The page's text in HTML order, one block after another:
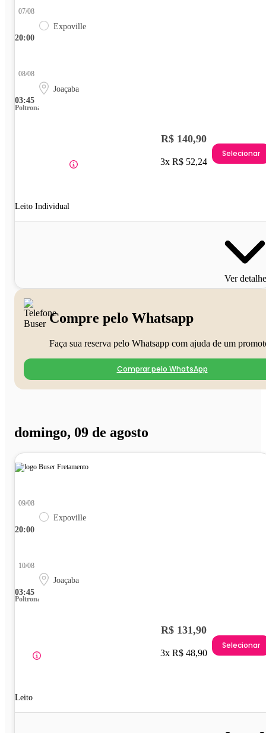
20:00
07/08
Expoville
03:45
08/08
Joaçaba
Poltrona
Leito Individual
R$ 140,90
3x R$ 52,24
Selecionar
Ver
Compre pelo Whatsapp
Faça sua reserva pelo Whatsapp com ajuda de um
Comprar pelo WhatsApp
domingo, 09 de agosto
20:00
09/08
Expoville
03:45
10/08
Joaçaba
Poltrona
Leito
R$ 131,90
3x R$ 48,90
Selecionar